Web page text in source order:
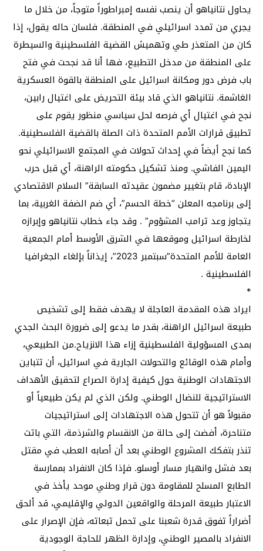
يحاول نتانياهو أن ينصب نفسه إمبراطوراً متوجاً، من خلال ما
يجري من تمدد اسرائيلي في المنطقة. فلسان حاله يقول، إذا
كان من المتعذر طي وتهميش القضية الفلسطينية والسيطرة
على المنطقة من مدخل التطبيع، فها أنا قد نجحت في فتح
باب فرض دور ومكانة اسرائيل على المنطقة بالقوة العسكرية
الغاشمة. نتانياهو الذي قاد بيئة التحريض على اغتيال رابين،
نجح في اغتيال أي فرصه لحل سياسي منظور يقوم على
تطبيق قرارات الأمم المتحدة ذات الصلة بالقضية الفلسطينية.
كما نجح أيضاً في إحداث تحولات في المجتمع الاسرائيلي نحو
اليمين الفاشي. ومنذ تشكيل حكومته الراهنة، أي قبل حرب
الإبادة، قام بتغيير مضمون عقيدته السابقة” السلام الاقتصادي
إلى برنامجه المعلن “خطة الحسم”، أي ضم الضفة الغربية، بما
يتجاوز وعد ترامب المشؤوم” . وقد جاء خطاب نتانياهو وإبرازه
لخارطة اسرائيل وموقعها في الشرق الأوسط أمام الجمعية
العامة للأمم المتحدة”سبتمبر 2023”، إيذاناً بإلغاء الجغرافيا
الفلسطينية .
*
ايراد هذه المقدمة العاجلة لا يهدف فقط إلى تشخيص
طبيعة اسرائيل الراهنة، بقدر ما يدعو إلى ضرورة البحث الجدي
بمدى المسؤولية الفلسطينية إزاء هذا الانزياح.من الطبيعي،
وأمام هذه الوقائع والتحولات الجارية في اسرائيل، أن تتباين
الاجتهادات الوطنية حول كيفية إدارة الصراع لتحقيق الأهداف
الاستراتيجية للنضال الوطني. ولكن الذي لم يكن طبيعياً أو
مقبولاً هو أن تتحول هذه الاجتهادات إلى استراتيجيات
متناحرة، أفضت إلى حالة من الانقسام والشرذمة، التي باتت
تنذر بتفكك المشروع الوطني بعد أن أصابه العطب في مقتل
بعد فشل وانهيار مسار أوسلو. فإذا كان الانفراد بممارسة
الطابع المسلح للمقاومة دون قرار وطني موحد يأخذ في
الاعتبار طبيعة المرحلة والواقعين الدولي والإقليمي، قد ألحق
أضراراً تفوق قدرة شعبنا على تحمل تبعاته، فإن الإصرار على
الانفراد بالمصير الوطني، وإدارة الظهر للحاجة الوجودية